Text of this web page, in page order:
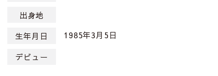
出身地
生年月日
1985年3月5日
デビュー